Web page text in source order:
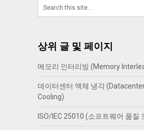
상위 글 및 페이지
메모리 인터리빙 (Memory
데이터센터 액체 냉각
Cooling)
ISO/IEC 25010 (소프트웨어 품질